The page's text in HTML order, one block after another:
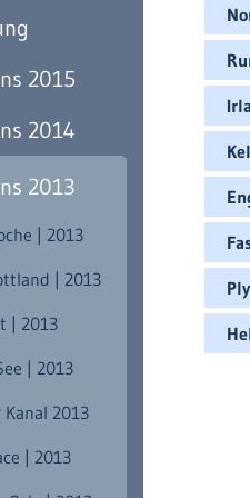
2015
2014
2013
| 2013
| 2013
| 2013
| 2013
2013
| 2013